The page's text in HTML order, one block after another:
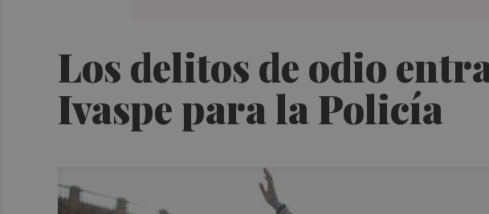
Los delitos de odio
Ivaspe para la Policía